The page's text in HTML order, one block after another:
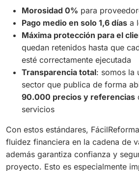
Morosidad 0% para
Pago medio en solo 1,6 días a
Máxima protección para el
quedan retenidos hasta que
esté correctamente ejecutada
Transparencia total: somos la
sector que publica de forma
90.000 precios y referencias
servicios
Con estos estándares,
fluidez financiera en la cadena de
además garantiza confianza y
proyecto. Esto es especialmente